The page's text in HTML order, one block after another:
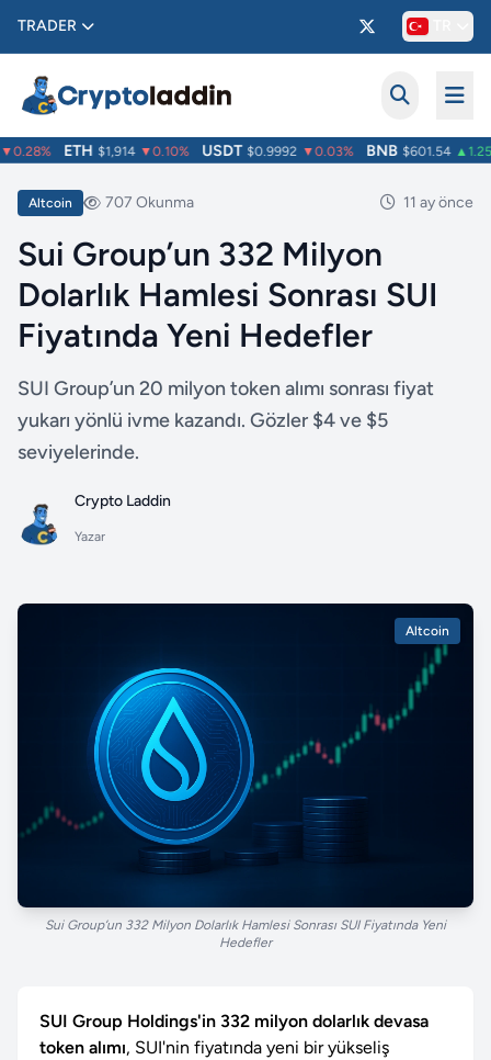
TRADER
ETH $1,914 ▼0.10% USDT $0.9992 ▼0.03% BNB $601.54
Altcoin 707 Okunma 11 ay önce
Sui Group’un 332 Milyon
Dolarlık Hamlesi Sonrası SUI
Fiyatında Yeni Hedefler
SUI Group’un 20 milyon token alımı sonrası fiyat
yukarı yönlü ivme kazandı. Gözler $4 ve $5
seviyelerinde.
Crypto Laddin
Yazar
Altcoin
Sui Group’un 332 Milyon Dolarlık Hamlesi Sonrası SUI Fiyatında Yeni
Hedefler
SUI Group Holdings'in 332 milyon dolarlık devasa
token alımı, SUI'nin fiyatında yeni bir yükseliş